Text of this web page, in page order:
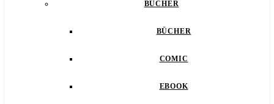
BÜCHER
BÜCHER
COMIC
EBOOK